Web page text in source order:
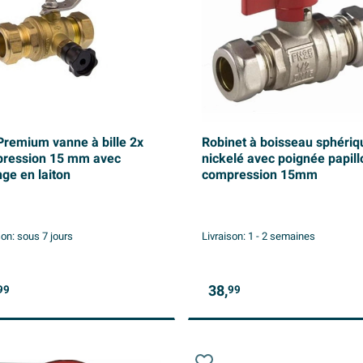
vanne à bille 2x
15 mm avec
en laiton
sous 7 jours
Robinet à boisseau
nickelé avec poignée
compression 15mm
Livraison: 1 - 2 semaines
38,99